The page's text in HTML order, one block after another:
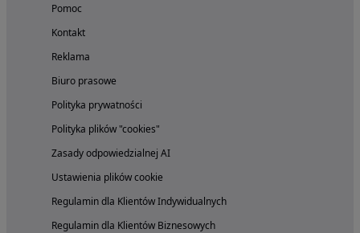
Pomoc
Kontakt
Reklama
Biuro prasowe
Polityka prywatności
Polityka plików "cookies"
Zasady odpowiedzialnej AI
Ustawienia plików cookie
Regulamin dla Klientów Indywidualnych
Regulamin dla Klientów Biznesowych